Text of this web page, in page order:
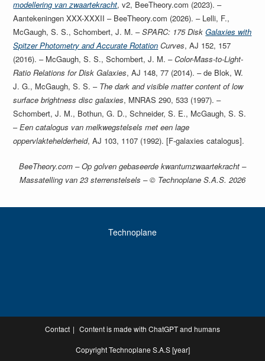
modellering van zwaartekracht, v2, BeeTheory.com (2023). –
Aantekeningen XXX-XXXII – BeeTheory.com (2026). – Lelli, F.,
McGaugh, S. S., Schombert, J. M. –SPARC: 175 DiskGalaxies with
Spitzer Photometry and Accurate Rotation Curves, AJ 152, 157
(2016). – McGaugh, S. S., Schombert, J. M. –Color-Mass-to-Light-
Ratio Relations for Disk Galaxies, AJ 148, 77 (2014). – de Blok, W.
J. G., McGaugh, S. S. – The dark and visible matter content of low
surface brightness disc galaxies, MNRAS 290, 533 (1997). –
Schombert, J. M., Bothun, G. D., Schneider, S. E., McGaugh, S. S.
–Een catalogus van melkwegstelsels met een lage
oppervlaktehelderheid, AJ 103, 1107 (1992). [F-galaxies catalogus].
BeeTheory.com – Op golven gebaseerde kwantumzwaartekracht –
Massatelling van 23 sterrenstelsels – © Technoplane S.A.S. 2026
Technoplane
Contact Content is made with ChatGPT and humans
Copyright Technoplane S.A.S [year]